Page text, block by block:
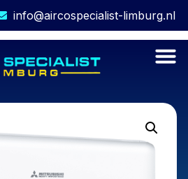
info@aircospecialist-limburg.nl